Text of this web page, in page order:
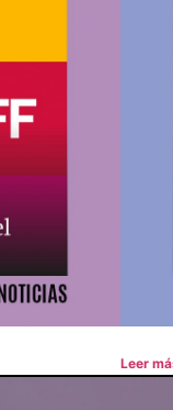
Leer